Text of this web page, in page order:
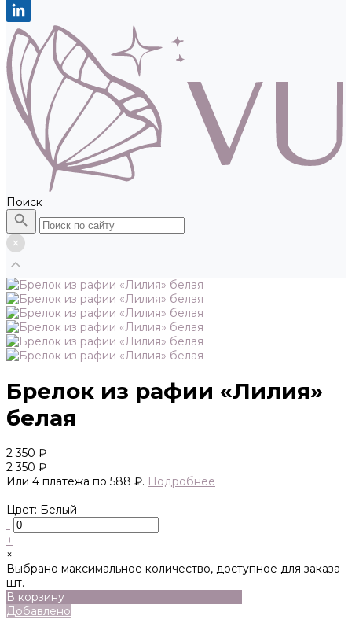
Поиск
Брелок из рафии «Лилия»
белая
2 350 ₽
2 350 ₽
Или 4 платежа по 588 ₽. Подробнее
Цвет: Белый
-
+
×
Выбрано максимальное количество, доступное для заказа
шт.
В корзину
Добавлено